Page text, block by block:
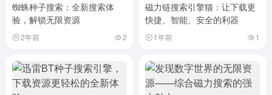
蜘蛛种子搜索：全新搜索体
验，解锁无限资源
2年前 2
磁力链搜索引擎猫：让下载更
快捷、智能、安全的利器
1年前 1